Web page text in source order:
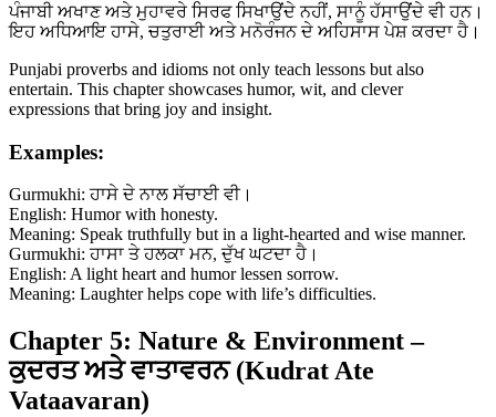
ਪੰਜਾਬੀ ਅਖਾਣ ਅਤੇ ਮੁਹਾਵਰੇ ਸਿਰਫ ਸਿਖਾਉਂਦੇ ਨਹੀਂ, ਸਾਨੂੰ ਹੱਸਾਉਂਦੇ ਵੀ ਹਨ।
ਇਹ ਅਧਿਆਇ ਹਾਸੇ, ਚਤੁਰਾਈ ਅਤੇ ਮਨੋਰੰਜਨ ਦੇ ਅਹਿਸਾਸ ਪੇਸ਼ ਕਰਦਾ ਹੈ।
Punjabi proverbs and idioms not only teach lessons but also
entertain. This chapter showcases humor, wit, and clever
expressions that bring joy and insight.
Examples:
Gurmukhi: ਹਾਸੇ ਦੇ ਨਾਲ ਸੱਚਾਈ ਵੀ।
English: Humor with honesty.
Meaning: Speak truthfully but in a light-hearted and wise manner.
Gurmukhi: ਹਾਸਾ ਤੇ ਹਲਕਾ ਮਨ, ਦੁੱਖ ਘਟਦਾ ਹੈ।
English: A light heart and humor lessen sorrow.
Meaning: Laughter helps cope with life’s difficulties.
Chapter 5: Nature & Environment –
ਕੁਦਰਤ ਅਤੇ ਵਾਤਾਵਰਨ (Kudrat Ate
Vataavaran)